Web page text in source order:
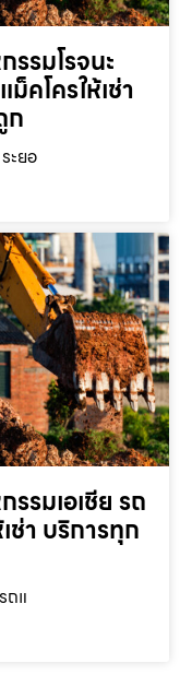
รรมโรจนะ
คโครให้เช่า
ก
ะยอ
รมเอเชีย รถ
ช่า บริการทุก
ถแ